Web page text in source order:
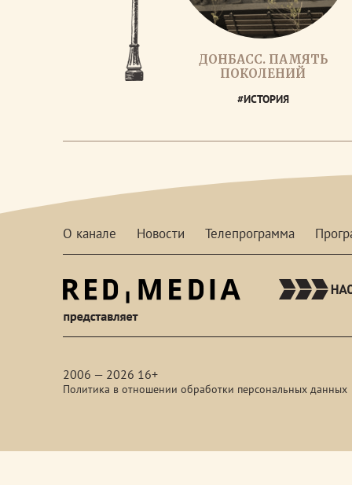
ДОНБАСС. ПАМЯТЬ
ПОКОЛЕНИЙ
#ИСТОРИЯ
О канале Новости Телепрограмма
2006 — 2026 16+
Политика в отношении обработки персональных данных